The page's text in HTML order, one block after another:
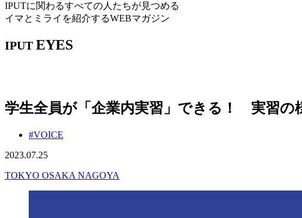
IPUTに関わるすべての人たちが見つめる
イマとミライを紹介するWEBマガジン
IPUT EYES
学生全員が「企業内実習」できる！ 実習の
#VOICE
2023.07.25
TOKYO OSAKA NAGOYA